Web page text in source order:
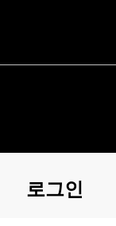
로그인